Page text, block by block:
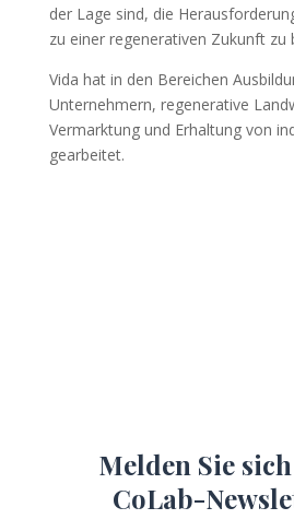
der Lage sind, die
zu einer regenerativen Zukunft zu
Vida hat in den Bereichen
Unternehmern, regenerative
Vermarktung und Erhaltung von
gearbeitet.
Melden Sie
CoLab-